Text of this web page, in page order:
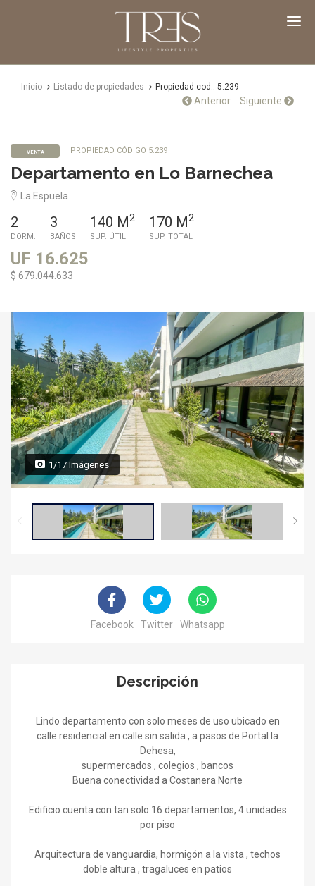
Propiedades
Inicio Listado de propiedades Propiedad cod.: 5.239
Anterior Siguiente
VENTA PROPIEDAD CÓDIGO 5.239
Departamento en Lo Barnechea
La Espuela
2
DORM.
3
BAÑOS
140 M2
SUP. ÚTIL
170 M2
SUP. TOTAL
UF 16.625
$ 679.044.633
1/17 Imágenes
Facebook Twitter Whatsapp
Descripción
Lindo departamento con solo meses de uso ubicado en
calle residencial en calle sin salida , a pasos de Portal la
Dehesa,
supermercados , colegios , bancos
Buena conectividad a Costanera Norte
Edificio cuenta con tan solo 16 departamentos, 4 unidades
por piso
Arquitectura de vanguardia, hormigón a la vista , techos
doble altura , tragaluces en patios